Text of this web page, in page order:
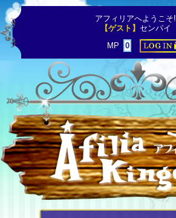
アフィリアへようこそ!
【ゲスト】 センパイ
MP
0